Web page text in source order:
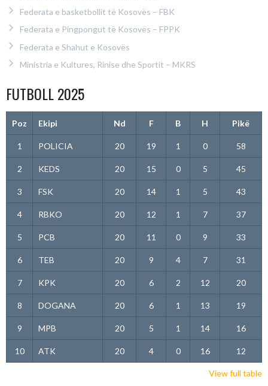
Federata e basketbollit të Kosovës – FBK
Federata e Pingpongut të Kosovës – FPPK
Federata e Shahut e Kosovës
Ministria e Kultures, Rinise dhe Sportit – MKRS
FUTBOLL 2025
Poz Ekipi Nd F B H Pikë
1 POLICIA 20 19 1 0 58
2 KEDS 20 15 0 5 45
3 FSK 20 14 1 5 43
4 RBKO 20 12 1 7 37
5 PCB 20 11 0 9 33
6 TEB 20 9 4 7 31
7 KPK 20 6 2 12 20
8 DOGANA 20 6 1 13 19
9 MPB 20 5 1 14 16
10 ATK 20 4 0 16 12
View full table